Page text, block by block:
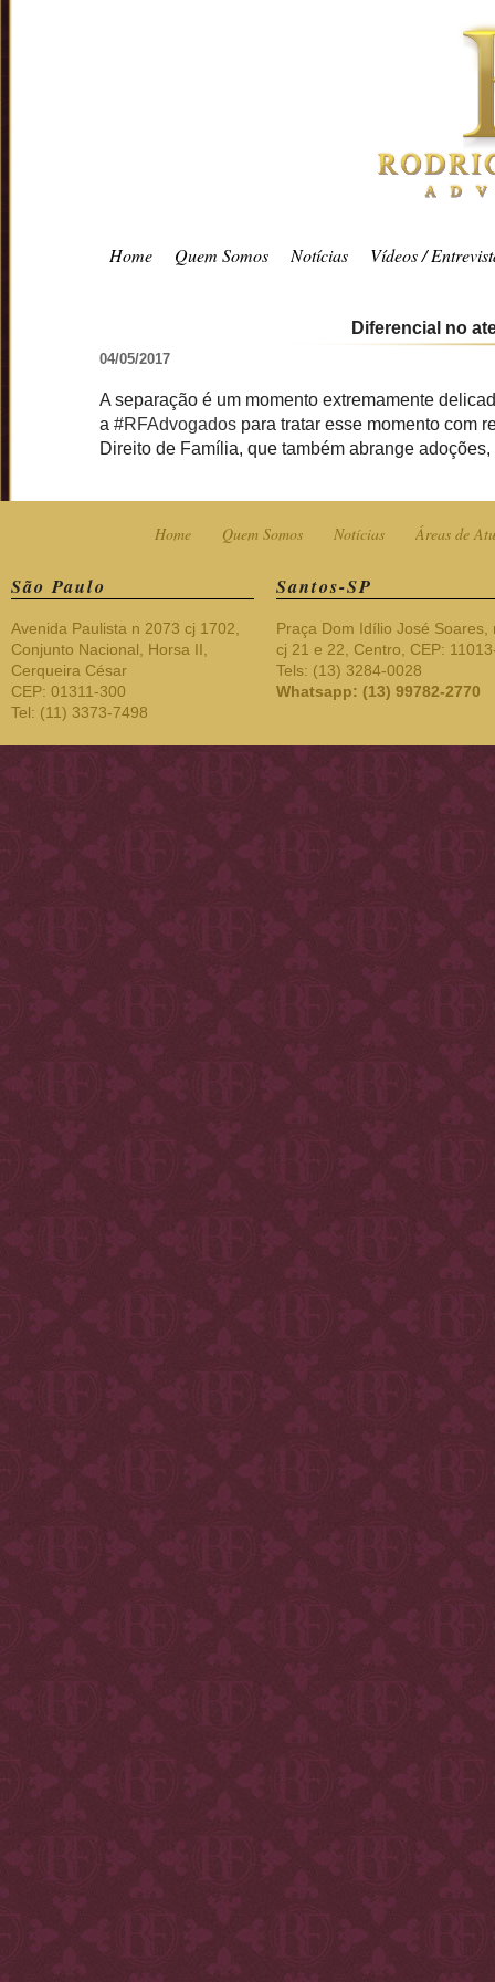
Home Quem Somos Notícias Vídeos /
Diferencial no
04/05/2017
A separação é um momento extremamente
a #RFAdvogados para tratar esse momento com
Direito de Família, que também abrange
Home Quem Somos Notícias Áreas de
São Paulo
Avenida Paulista n 2073 cj 1702,
Conjunto Nacional, Horsa II,
Cerqueira César
CEP: 01311-300
Tel: (11) 3373-7498
Santos-SP
Praça Dom Idílio José Soares,
cj 21 e 22, Centro, CEP:
Tels: (13) 3284-0028
Whatsapp: (13) 99782-2770